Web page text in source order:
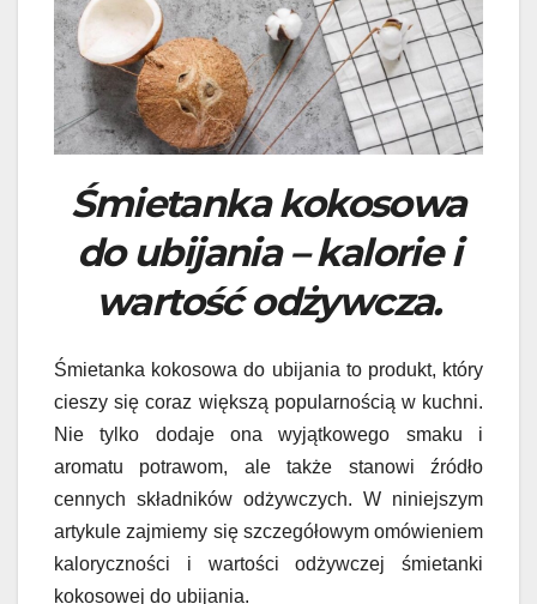
Śmietanka kokosowa
do ubijania – kalorie i
wartość odżywcza.
Śmietanka kokosowa do ubijania to produkt, który
cieszy się coraz większą popularnością w kuchni.
Nie tylko dodaje ona wyjątkowego smaku i
aromatu potrawom, ale także stanowi źródło
cennych składników odżywczych. W niniejszym
artykule zajmiemy się szczegółowym omówieniem
kaloryczności i wartości odżywczej śmietanki
kokosowej do ubijania.